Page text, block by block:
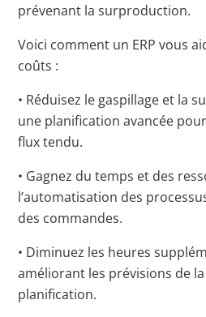
prévenant la surproduction.
Voici comment un ERP vous
coûts :
• Réduisez le gaspillage et la
une planification avancée
flux tendu.
• Gagnez du temps et des
l’automatisation des
des commandes.
• Diminuez les heures
améliorant les prévisions de
planification.